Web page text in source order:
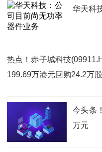
华天科
热点！赤子城科技
199.69万港元回购24.2万
今头条
万元